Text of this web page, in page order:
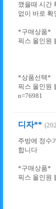
깼을때 시간
없이 바로 확
*구매상품*
픽스 올인원
*상품선택*
픽스 올인원
n=76981
디자**
주방에 정수
합니다
*구매상품*
픽스 올인원